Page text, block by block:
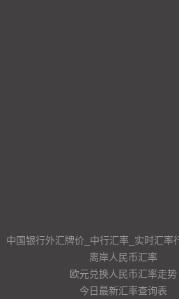
中国银行外汇牌价_中行汇率_实时汇率
离岸人民币汇率
欧元兑换人民币汇率走势
今日最新汇率查询表